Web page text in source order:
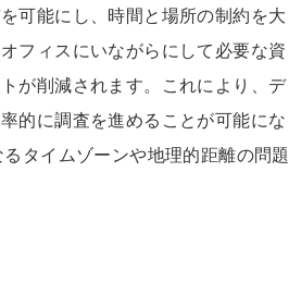
可能にし、時間と場所の制約を大
フィスにいながらにして必要な資
が削減されます。これにより、デ
的に調査を進めることが可能にな
タイムゾーンや地理的距離の問題